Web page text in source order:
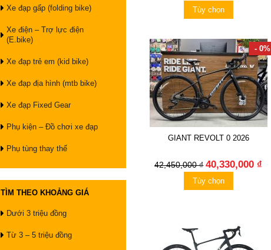
Xe đạp gấp (folding bike)
Xe điện – Trợ lực điện
(E.bike)
Xe đạp trẻ em (kid bike)
Xe đạp địa hình (mtb bike)
Xe đạp Fixed Gear
Phụ kiện – Đồ chơi xe đạp
Phụ tùng thay thế
TÌM THEO KHOẢNG GIÁ
Dưới 3 triệu đồng
Từ 3 – 5 triệu đồng
Tùy chọn
- 0%
GIANT REVOLT 0 2026
42,450,000 ₫ 40,330,000 ₫
Tùy chọn